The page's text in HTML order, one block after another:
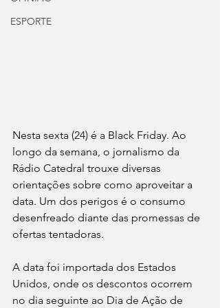
ESPORTE
Nesta sexta (24) é a Black Friday. Ao
longo da semana, o jornalismo da
Rádio Catedral trouxe diversas
orientações sobre como aproveitar a
data. Um dos perigos é o consumo
desenfreado diante das promessas de
ofertas tentadoras.
A data foi importada dos Estados
Unidos, onde os descontos ocorrem
no dia seguinte ao Dia de Ação de